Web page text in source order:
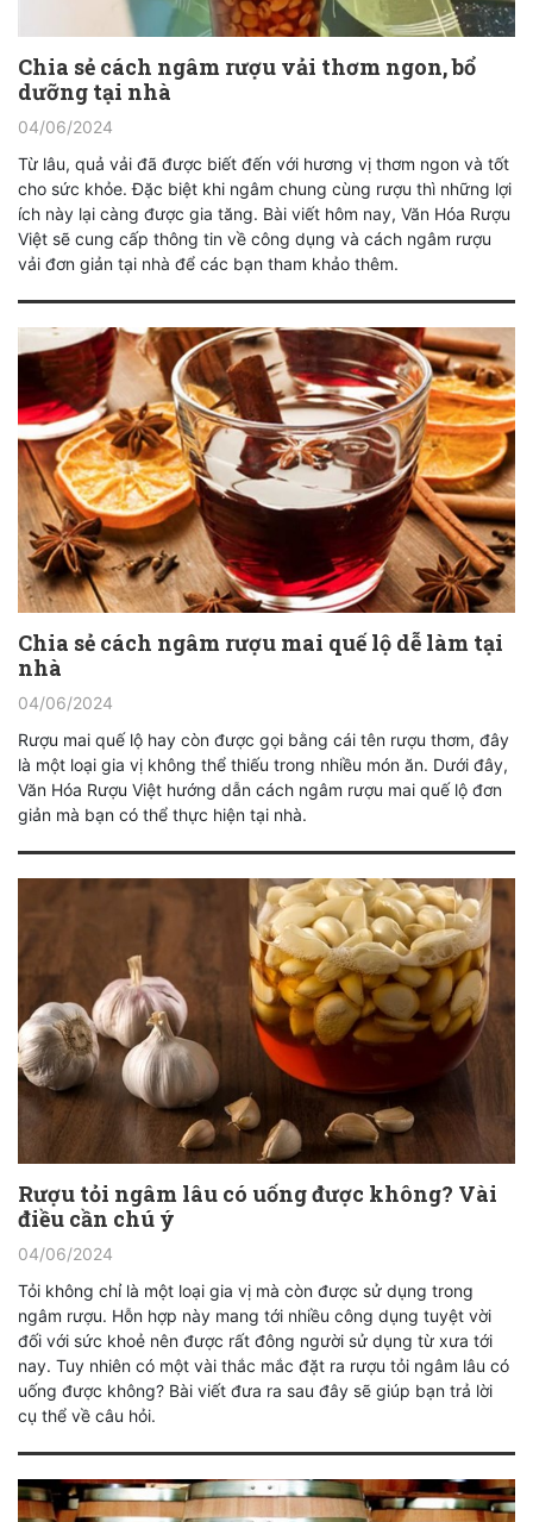
Chia sẻ cách ngâm rượu vải thơm ngon, bổ
dưỡng tại nhà
04/06/2024
Từ lâu, quả vải đã được biết đến với hương vị thơm ngon và tốt
cho sức khỏe. Đặc biệt khi ngâm chung cùng rượu thì những lợi
ích này lại càng được gia tăng. Bài viết hôm nay, Văn Hóa Rượu
Việt sẽ cung cấp thông tin về công dụng và cách ngâm rượu
vải đơn giản tại nhà để các bạn tham khảo thêm.
Chia sẻ cách ngâm rượu mai quế lộ dễ làm tại
nhà
04/06/2024
Rượu mai quế lộ hay còn được gọi bằng cái tên rượu thơm, đây
là một loại gia vị không thể thiếu trong nhiều món ăn. Dưới đây,
Văn Hóa Rượu Việt hướng dẫn cách ngâm rượu mai quế lộ đơn
giản mà bạn có thể thực hiện tại nhà.
Rượu tỏi ngâm lâu có uống được không? Vài
điều cần chú ý
04/06/2024
Tỏi không chỉ là một loại gia vị mà còn được sử dụng trong
ngâm rượu. Hỗn hợp này mang tới nhiều công dụng tuyệt vời
đối với sức khoẻ nên được rất đông người sử dụng từ xưa tới
nay. Tuy nhiên có một vài thắc mắc đặt ra rượu tỏi ngâm lâu có
uống được không? Bài viết đưa ra sau đây sẽ giúp bạn trả lời
cụ thể về câu hỏi.